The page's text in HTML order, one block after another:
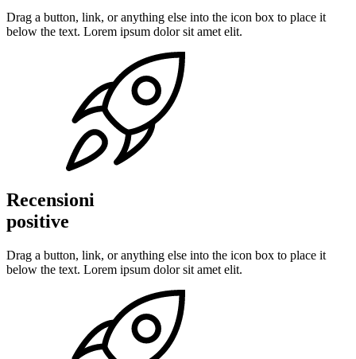
Drag a button, link, or anything else into the icon box to place it
below the text. Lorem ipsum dolor sit amet elit.
Recensioni
positive
Drag a button, link, or anything else into the icon box to place it
below the text. Lorem ipsum dolor sit amet elit.